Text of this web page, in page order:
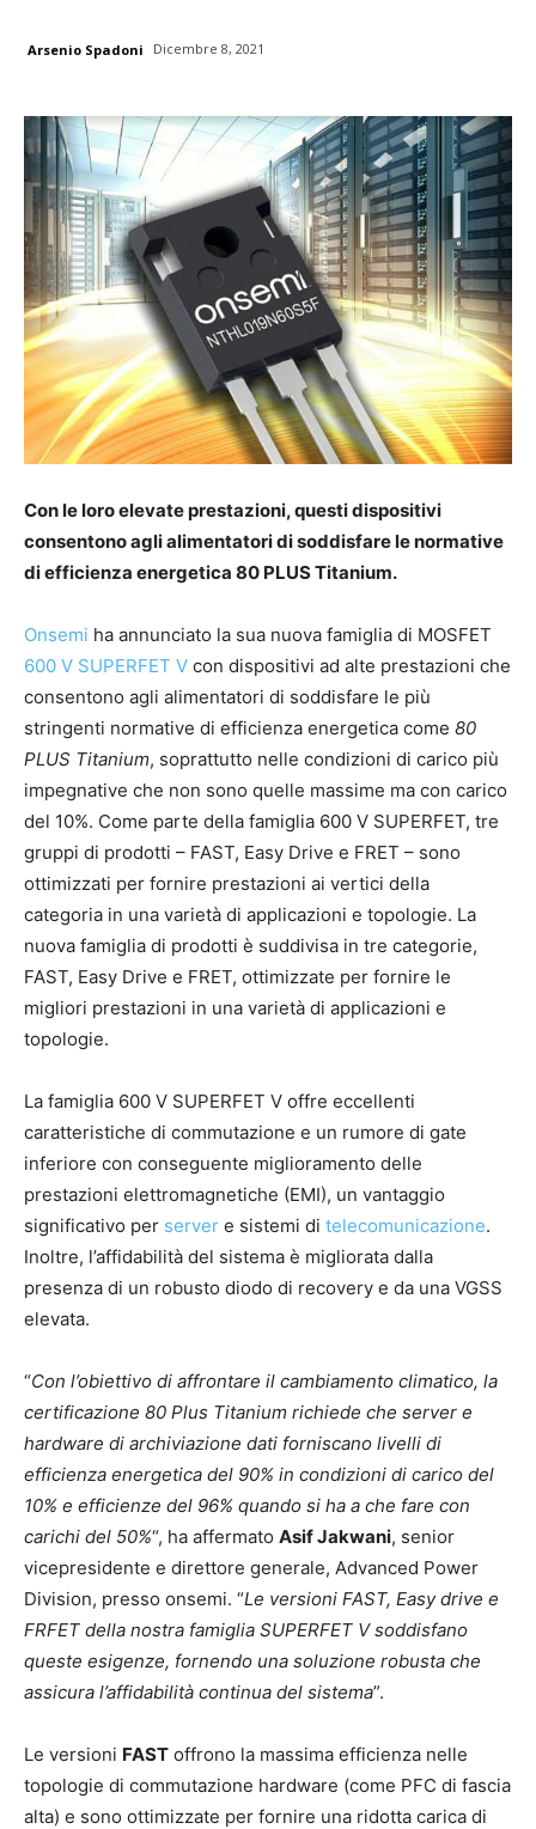
Arsenio Spadoni Dicembre 8, 2021
Con le loro elevate prestazioni, questi dispositivi
consentono agli alimentatori di soddisfare le normative
di efficienza energetica 80 PLUS Titanium.
Onsemi ha annunciato la sua nuova famiglia di MOSFET
600 V SUPERFET V con dispositivi ad alte prestazioni che
consentono agli alimentatori di soddisfare le più
stringenti normative di efficienza energetica come 80
PLUS Titanium, soprattutto nelle condizioni di carico più
impegnative che non sono quelle massime ma con carico
del 10%. Come parte della famiglia 600 V SUPERFET, tre
gruppi di prodotti – FAST, Easy Drive e FRET – sono
ottimizzati per fornire prestazioni ai vertici della
categoria in una varietà di applicazioni e topologie. La
nuova famiglia di prodotti è suddivisa in tre categorie,
FAST, Easy Drive e FRET, ottimizzate per fornire le
migliori prestazioni in una varietà di applicazioni e
topologie.
La famiglia 600 V SUPERFET V offre eccellenti
caratteristiche di commutazione e un rumore di gate
inferiore con conseguente miglioramento delle
prestazioni elettromagnetiche (EMI), un vantaggio
significativo per server e sistemi di telecomunicazione.
Inoltre, l’affidabilità del sistema è migliorata dalla
presenza di un robusto diodo di recovery e da una VGSS
elevata.
“Con l’obiettivo di affrontare il cambiamento climatico, la
certificazione 80 Plus Titanium richiede che server e
hardware di archiviazione dati forniscano livelli di
efficienza energetica del 90% in condizioni di carico del
10% e efficienze del 96% quando si ha a che fare con
carichi del 50%“, ha affermato Asif Jakwani, senior
vicepresidente e direttore generale, Advanced Power
Division, presso onsemi. “Le versioni FAST, Easy drive e
FRFET della nostra famiglia SUPERFET V soddisfano
queste esigenze, fornendo una soluzione robusta che
assicura l’affidabilità continua del sistema”.
Le versioni FAST offrono la massima efficienza nelle
topologie di commutazione hardware (come PFC di fascia
alta) e sono ottimizzate per fornire una ridotta carica di